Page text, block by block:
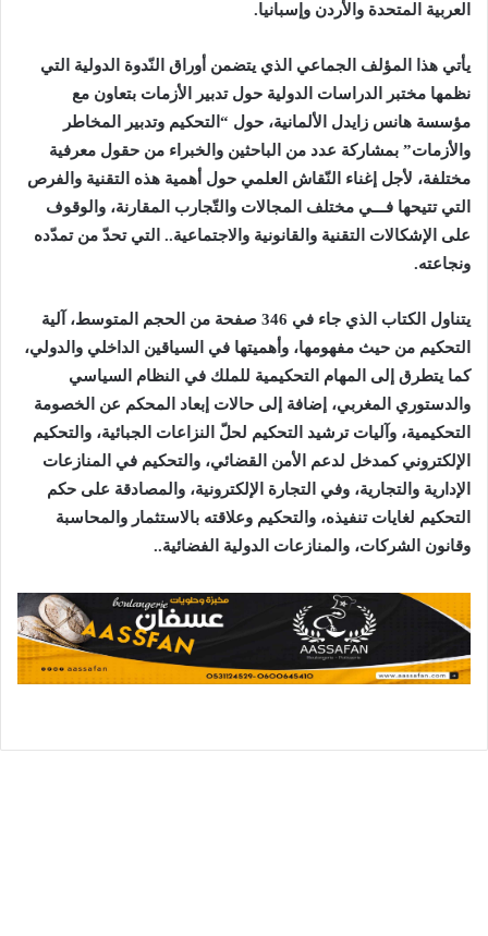
العربية المتحدة والأردن وإسبانيا.
يأتي هذا المؤلف الجماعي الذي يتضمن أوراق النّدوة الدولية التي
نظمها مختبر الدراسات الدولية حول تدبير الأزمات بتعاون مع
مؤسسة هانس زايدل الألمانية، حول “التحكيم وتدبير المخاطر
والأزمات” بمشاركة عدد من الباحثين والخبراء من حقول معرفية
مختلفة، لأجل إغناء النّقاش العلمي حول أهمية هذه التقنية والفرص
التي تتيحها فـــي مختلف المجالات والتّجارب المقارنة، والوقوف
على الإشكالات التقنية والقانونية والاجتماعية.. التي تحدّ من تمدّده
ونجاعته.
يتناول الكتاب الذي جاء في 346 صفحة من الحجم المتوسط، آلية
التحكيم من حيث مفهومها، وأهميتها في السياقين الداخلي والدولي،
كما يتطرق إلى المهام التحكيمية للملك في النظام السياسي
والدستوري المغربي، إضافة إلى حالات إبعاد المحكم عن الخصومة
التحكيمية، وآليات ترشيد التحكيم لحلّ النزاعات الجبائية، والتحكيم
الإلكتروني كمدخل لدعم الأمن القضائي، والتحكيم في المنازعات
الإدارية والتجارية، وفي التجارة الإلكترونية، والمصادقة على حكم
التحكيم لغايات تنفيذه، والتحكيم وعلاقته بالاستثمار والمحاسبة
وقانون الشركات، والمنازعات الدولية الفضائية..